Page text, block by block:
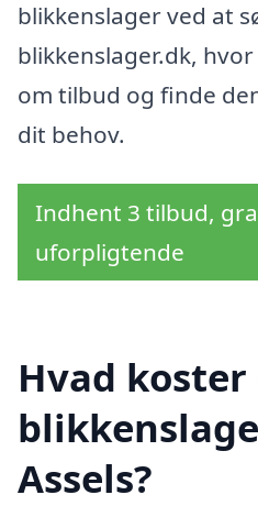
blikkenslager ved at
blikkenslager.dk,
om tilbud og finde
dit behov.
Indhent 3 tilbud,
uforpligtende
Hvad koster
Assels?